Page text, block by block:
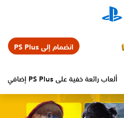
ألعاب رائعة خفية على PS Plus إضافي
انضمام إلى PS Plus